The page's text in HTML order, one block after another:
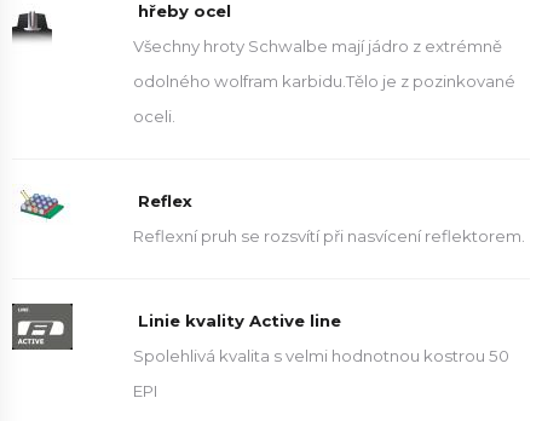
hřeby ocel
Všechny hroty Schwalbe mají jádro z extrémně
odolného wolfram karbidu.Tělo je z pozinkované
oceli.
Reflex
Reflexní pruh se rozsvítí při nasvícení reflektorem.
Linie kvality Active line
Spolehlivá kvalita s velmi hodnotnou kostrou 50
EPI